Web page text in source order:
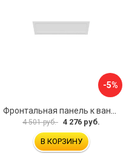
-5%
4 501 руб. 4 276 руб.
В КОРЗИНУ